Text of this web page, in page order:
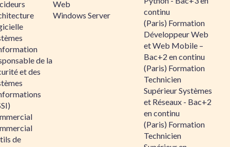
de la
et des
de
Web
Windows Server
continu
(Paris) Formation
Développeur Web
et Web Mobile –
Bac+2 en continu
(Paris) Formation
Technicien
Supérieur Systèmes
et Réseaux - Bac+2
en continu
(Paris) Formation
Technicien